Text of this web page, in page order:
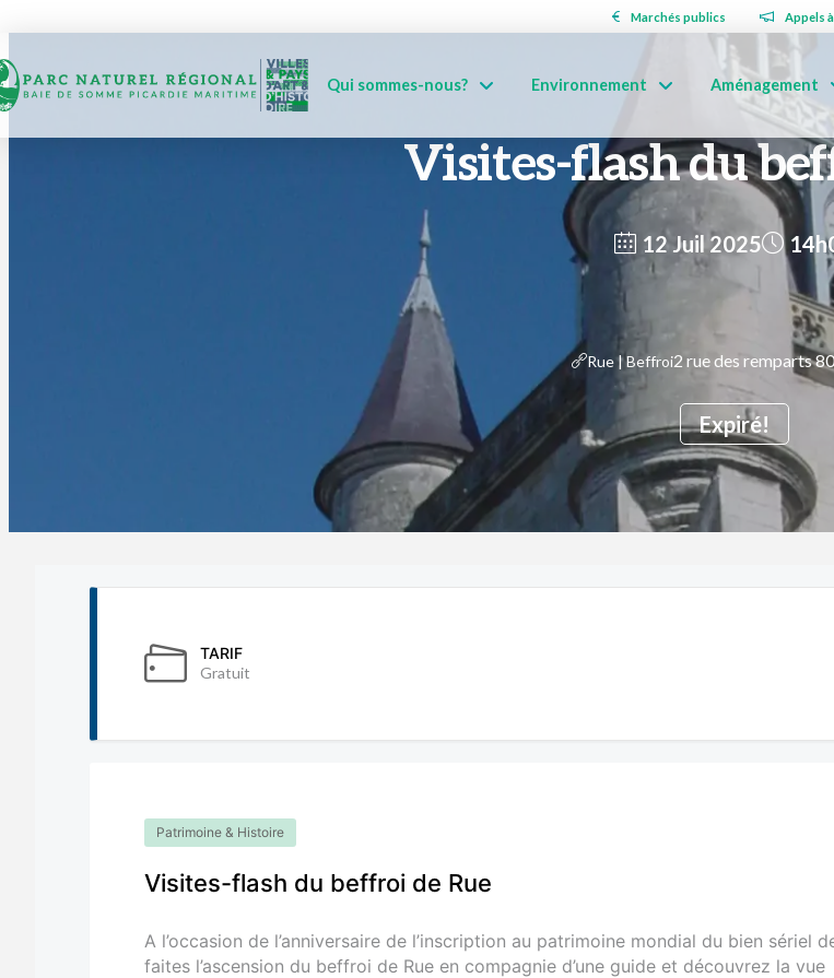
Marchés publics Appels
Qui sommes-nous? Environnement Aménagement
Visites-flash du
12 Juil 2025
Expiré!
Rue | Beffroi2 rue des remparts
TARIF
Gratuit
Patrimoine & Histoire
Visites-flash du beffroi de Rue
A l’occasion de l’anniversaire de l’inscription au patrimoine mondial du bien sériel
faites l’ascension du beffroi de Rue en compagnie d’une guide et découvrez la vue